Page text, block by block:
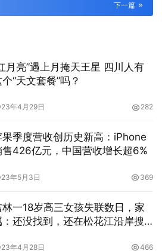
下一篇
月亮”遇上月掩天王星 四川人有
“天文套餐”吗？
年4月29日 282
果季度营收创历史新高：iPhone
售426亿元，中国营收增长超6%
年5月3日 369
林一18岁高三女孩失联数日，家
：还没找到，还在松花江沿岸搜
年4月28日 466